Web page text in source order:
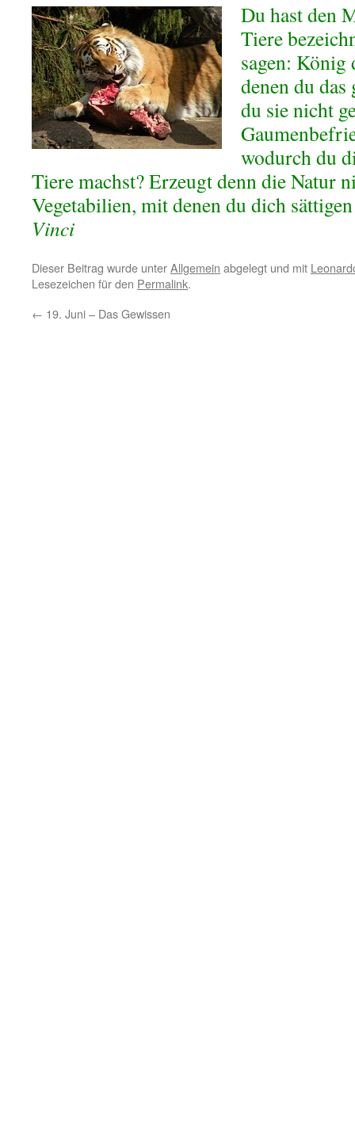
Du hast den
Tiere
sagen: König
denen du
du sie nicht
wodurch du
Tiere machst? Erzeugt denn die Natur
Vegetabilien, mit denen du dich
Vinci
Dieser Beitrag wurde unterAllgemein abgelegt und mit
Lesezeichen für den Permalink.
← 19. Juni – Das Gewissen